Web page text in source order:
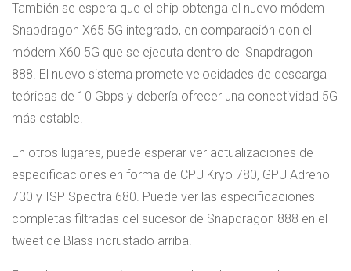
También se espera que el chip obtenga el nuevo módem
Snapdragon X65 5G integrado, en comparación con el
módem X60 5G que se ejecuta dentro del Snapdragon
888. El nuevo sistema promete velocidades de descarga
teóricas de 10 Gbps y debería ofrecer una conectividad 5G
más estable.
En otros lugares, puede esperar ver actualizaciones de
especificaciones en forma de CPU Kryo 780, GPU Adreno
730 y ISP Spectra 680. Puede ver las especificaciones
completas filtradas del sucesor de Snapdragon 888 en el
tweet de Blass incrustado arriba.